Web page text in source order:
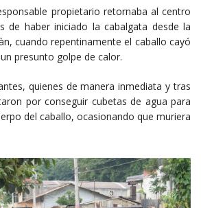
propietario retornaba al centro
de haber iniciado la cabalgata desde la
cuando repentinamente el caballo cayó
presunto golpe de calor.
quienes de manera inmediata y tras
por conseguir cubetas de agua para
del caballo, ocasionando que muriera